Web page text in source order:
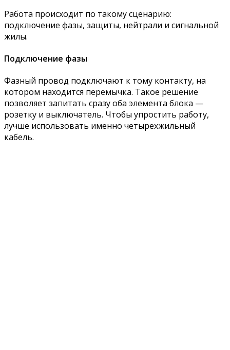
Работа происходит по такому сценарию:
подключение фазы, защиты, нейтрали и сигнальной
жилы.
Подключение фазы
Фазный провод подключают к тому контакту, на
котором находится перемычка. Такое решение
позволяет запитать сразу оба элемента блока —
розетку и выключатель. Чтобы упростить работу,
лучше использовать именно четырехжильный
кабель.